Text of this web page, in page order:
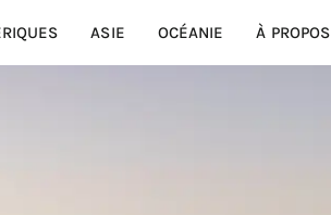
ASIE OCÉANIE À PROPOS